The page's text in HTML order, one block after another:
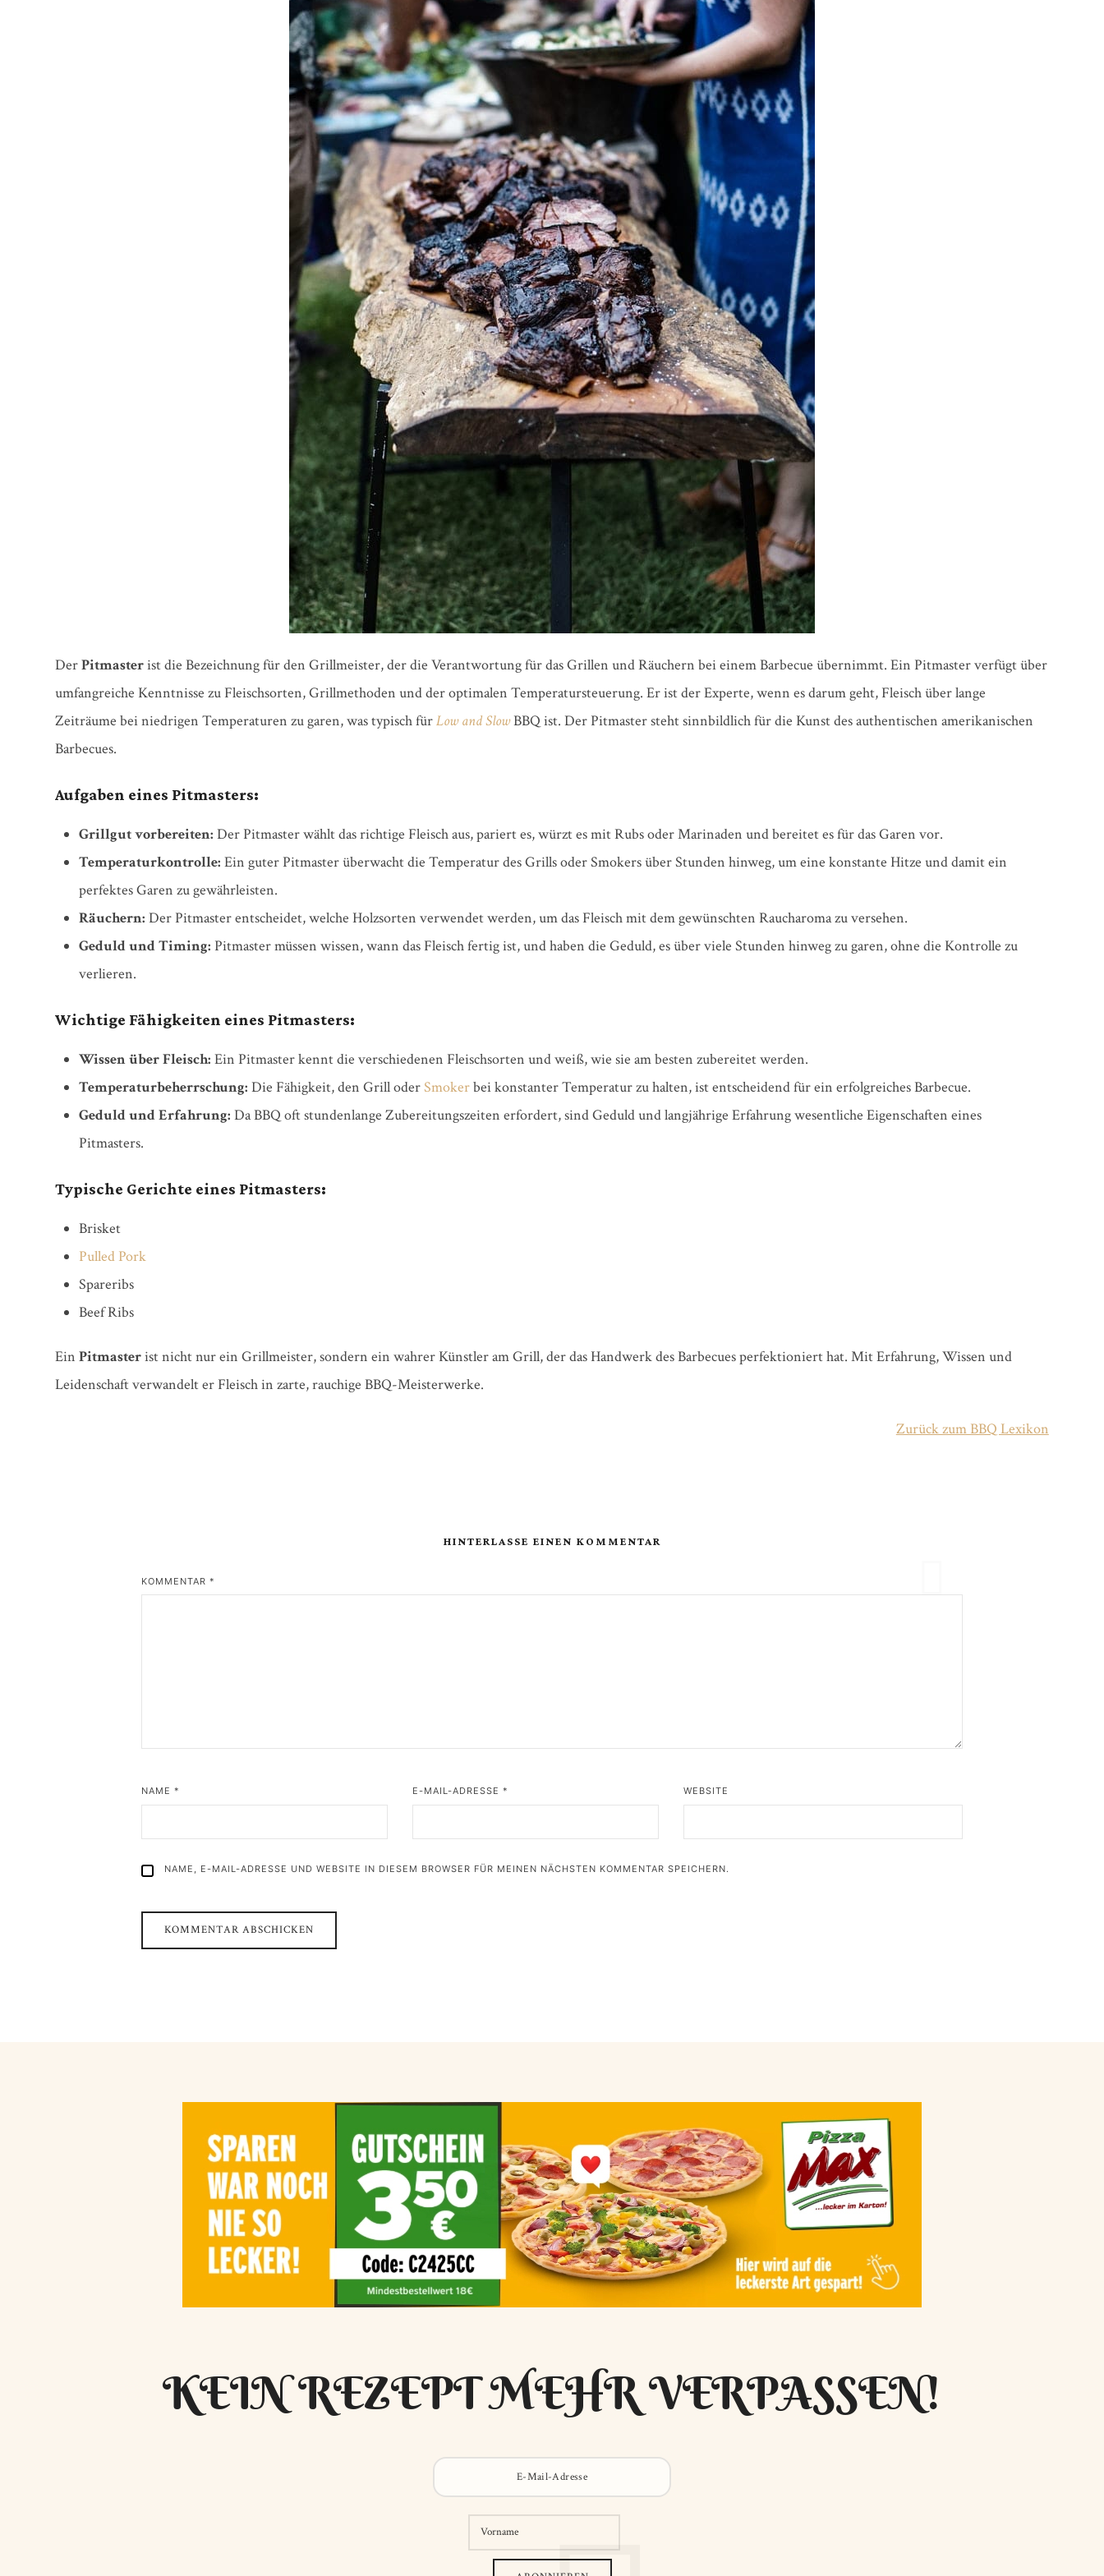
PRODUKTTESTS
|
BBQ
LEXIKON
DerPitmasterist die Bezeichnung für den Grillmeister, der die Verantwortung für das Grillen und Räuchern bei einem Barbecue übernimmt. Ein Pitmaster verfügt über
umfangreiche Kenntnisse zu Fleischsorten, Grillmethoden und der optimalen Temperatursteuerung. Er ist der Experte, wenn es darum geht, Fleisch über lange
Zeiträume bei niedrigen Temperaturen zu garen, was typisch fürLow and SlowBBQ ist. Der Pitmaster steht sinnbildlich für die Kunst des authentischen amerikanischen
Barbecues.
Aufgaben eines Pitmasters:
Grillgut vorbereiten: Der Pitmaster wählt das richtige Fleisch aus, pariert es, würzt es mit Rubs oder Marinaden und bereitet es für das Garen vor.
Temperaturkontrolle: Ein guter Pitmaster überwacht die Temperatur des Grills oder Smokers über Stunden hinweg, um eine konstante Hitze und damit ein
perfektes Garen zu gewährleisten.
Räuchern: Der Pitmaster entscheidet, welche Holzsorten verwendet werden, um das Fleisch mit dem gewünschten Raucharoma zu versehen.
Geduld und Timing: Pitmaster müssen wissen, wann das Fleisch fertig ist, und haben die Geduld, es über viele Stunden hinweg zu garen, ohne die Kontrolle zu
verlieren.
Wichtige Fähigkeiten eines Pitmasters:
Wissen über Fleisch: Ein Pitmaster kennt die verschiedenen Fleischsorten und weiß, wie sie am besten zubereitet werden.
Temperaturbeherrschung: Die Fähigkeit, den Grill oderSmokerbei konstanter Temperatur zu halten, ist entscheidend für ein erfolgreiches Barbecue.
Geduld und Erfahrung: Da BBQ oft stundenlange Zubereitungszeiten erfordert, sind Geduld und langjährige Erfahrung wesentliche Eigenschaften eines
Pitmasters.
Typische Gerichte eines Pitmasters:
Brisket
Pulled Pork
Spareribs
Beef Ribs
EinPitmasterist nicht nur ein Grillmeister, sondern ein wahrer Künstler am Grill, der das Handwerk des Barbecues perfektioniert hat. Mit Erfahrung, Wissen und
Leidenschaft verwandelt er Fleisch in zarte, rauchige BBQ-Meisterwerke.
Zurück zum BBQ Lexikon
HINTERLASSE EINEN KOMMENTAR
KOMMENTAR *
NAME * E-MAIL-ADRESSE * WEBSITE
NAME, E-MAIL-ADRESSE UND WEBSITE IN DIESEM BROWSER FÜR MEINEN NÄCHSTEN KOMMENTAR SPEICHERN.
KEIN REZEPT MEHR VERPASSEN!